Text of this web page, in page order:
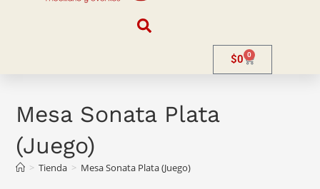
$0 0
Mesa Sonata Plata
(Juego)
> Tienda > Mesa Sonata Plata (Juego)